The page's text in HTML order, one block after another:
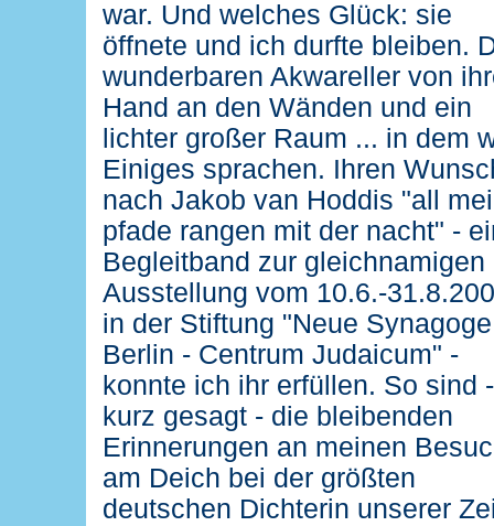
war. Und welches Glück: sie
öffnete und ich durfte bleiben.
wunderbaren Akwareller von
Hand an den Wänden und ein
lichter großer Raum ... in dem
Einiges sprachen. Ihren
nach Jakob van Hoddis "all
pfade rangen mit der nacht" -
Begleitband zur gleichnamigen
Ausstellung vom 10.6.-
in der Stiftung "Neue Synagoge
Berlin - Centrum Judaicum" -
konnte ich ihr erfüllen. So sind -
kurz gesagt - die bleibenden
Erinnerungen an meinen
am Deich bei der größten
deutschen Dichterin unserer